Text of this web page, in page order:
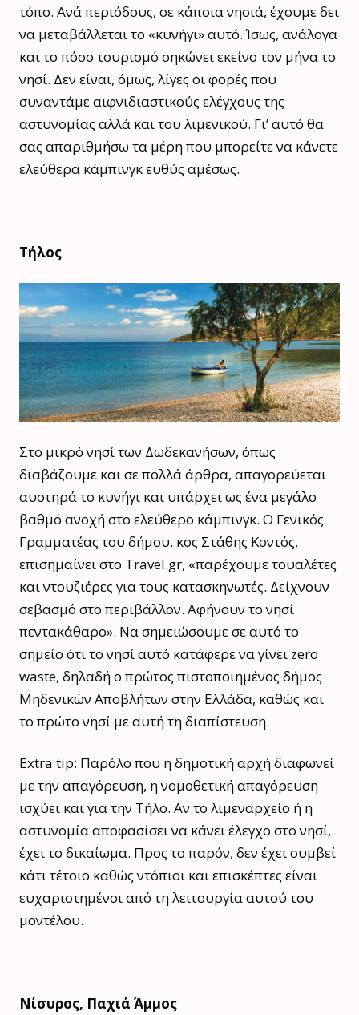
τόπο. Ανά περιόδους, σε κάποια νησιά, έχουμε δει
να μεταβάλλεται το «κυνήγι» αυτό. Ίσως, ανάλογα
και το πόσο τουρισμό σηκώνει εκείνο τον μήνα το
νησί. Δεν είναι, όμως, λίγες οι φορές που
συναντάμε αιφνιδιαστικούς ελέγχους της
αστυνομίας αλλά και του λιμενικού. Γι’ αυτό θα
σας απαριθμήσω τα μέρη που μπορείτε να κάνετε
ελεύθερα κάμπινγκ ευθύς αμέσως.
Τήλος
Στο μικρό νησί των Δωδεκανήσων, όπως
διαβάζουμε και σε πολλά άρθρα, απαγορεύεται
αυστηρά το κυνήγι και υπάρχει ως ένα μεγάλο
βαθμό ανοχή στο ελεύθερο κάμπινγκ. Ο Γενικός
Γραμματέας του δήμου, κος Στάθης Κοντός,
επισημαίνει στο Travel.gr, «παρέχουμε τουαλέτες
και ντουζιέρες για τους κατασκηνωτές. Δείχνουν
σεβασμό στο περιβάλλον. Αφήνουν το νησί
πεντακάθαρο». Να σημειώσουμε σε αυτό το
σημείο ότι το νησί αυτό κατάφερε να γίνει zero
waste, δηλαδή ο πρώτος πιστοποιημένος δήμος
Μηδενικών Αποβλήτων στην Ελλάδα, καθώς και
το πρώτο νησί με αυτή τη διαπίστευση.
Extra tip: Παρόλο που η δημοτική αρχή διαφωνεί
με την απαγόρευση, η νομοθετική απαγόρευση
ισχύει και για την Τήλο. Αν το λιμεναρχείο ή η
αστυνομία αποφασίσει να κάνει έλεγχο στο νησί,
έχει το δικαίωμα. Προς το παρόν, δεν έχει συμβεί
κάτι τέτοιο καθώς ντόπιοι και επισκέπτες είναι
ευχαριστημένοι από τη λειτουργία αυτού του
μοντέλου.
Νίσυρος, Παχιά Άμμος